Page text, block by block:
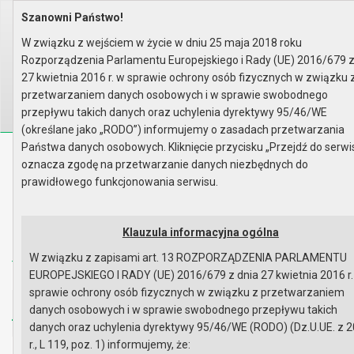
Home Informacje
Zamówienia publiczne do 2015 r..
Gmina Gryfino ogłasza przetarg..
Wyszukaj na stronie:
AAA
Biuletyn Informacji Publicznej
Urząd Miasta i Gminy w Gryfinie
Strona główna Mapa serwisu Aktualności
Redakcja Instrukcja korzystania Dostępność
Strona główna
Szanowni Państwo!
W związku z wejściem w życie w dniu 25 maja 2018 roku
Rozporządzenia Parlamentu Europejskiego i Rady (UE) 2016/679
27 kwietnia 2016 r. w sprawie ochrony osób fizycznych w związku
przetwarzaniem danych osobowych i w sprawie swobodnego
przepływu takich danych oraz uchylenia dyrektywy 95/46/WE
(określane jako „RODO”) informujemy o zasadach przetwarzania
Państwa danych osobowych. Kliknięcie przycisku „Przejdź do
oznacza zgodę na przetwarzanie danych niezbędnych do
prawidłowego funkcjonowania serwisu.
Klauzula informacyjna ogólna
W związku z zapisami art. 13 ROZPORZĄDZENIA PARLAMENTU
EUROPEJSKIEGO I RADY (UE) 2016/679 z dnia 27 kwietnia 2016
sprawie ochrony osób fizycznych w związku z przetwarzaniem
danych osobowych i w sprawie swobodnego przepływu takich
danych oraz uchylenia dyrektywy 95/46/WE (RODO) (Dz.U.UE. z
r., L 119, poz. 1) informujemy, że: